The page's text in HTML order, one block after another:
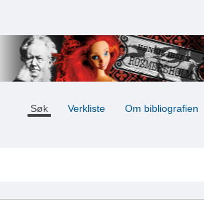
Søk Verkliste Om bibliografien